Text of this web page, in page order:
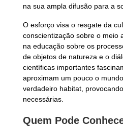
na sua ampla difusão para a
O esforço visa o resgate da
conscientização sobre o meio
na educação sobre os
de objetos de natureza e o
científicas importantes
aproximam um pouco o
verdadeiro habitat,
necessárias.
Quem Pode